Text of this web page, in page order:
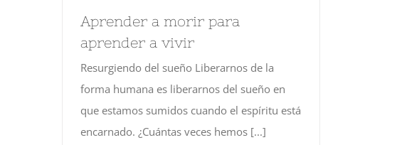
Aprender a morir para
aprender a vivir
Resurgiendo del sueño Liberarnos de la
forma humana es liberarnos del sueño en
que estamos sumidos cuando el espíritu está
encarnado. ¿Cuántas veces hemos [...]